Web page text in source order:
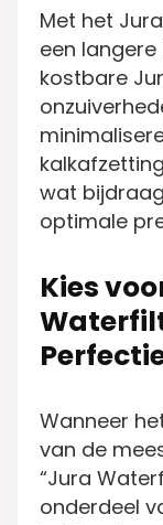
Met het
een
kostbare
wat
optimale
Kies
Wanneer
van de
“Jura
onderdeel